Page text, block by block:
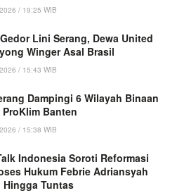
/ 19:25 WIB
Lini Serang, Dewa United
Winger Asal Brasil
/ 15:43 WIB
Dampingi 6 Wilayah Binaan
Banten
/ 15:38 WIB
Indonesia Soroti Reformasi
Hukum Febrie Adriansyah
Hingga Tuntas